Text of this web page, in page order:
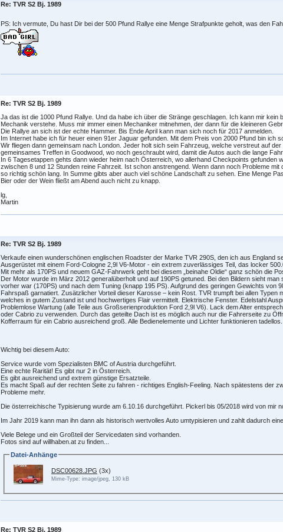
Re: TVR S2 Bj. 1989
PS: Ich vermute, Du hast Dir bei der 500 Pfund Rallye eine Menge Strafpunkte geholt, was den
Re: TVR S2 Bj. 1989
Ja das ist die 1000 Pfund Rallye. Und da habe ich über die Stränge geschlagen. Ich kann mir kein
Mechanik verstehe. Muss mir immer einen Mechaniker mitnehmen, der dann für die kleineren
Die Rallye an sich ist der echte Hammer. Bis Ende April kann man sich noch für 2017 anmelden.
Im Internet habe ich für heuer einen 91er Jaguar gefunden. Mit dem Preis von 2000 Pfund bin ich
Wir fliegen dann gemeinsam nach London. Jeder holt sich sein Fahrzeug, welche verstreut auf
gemeinsames Treffen in Goodwood, wo noch geschraubt wird, damit die Autos auch die lange
In 6 Tagesetappen gehts dann wieder heim nach Österreich, wo allerhand Checkpoints gefunden
zwischen 8 und 12 Stunden reine Fahrzeit. Ist schon anstrengend. Wenn dann noch Probleme mit
so richtig schön lang. In Summe gibts aber auch viel schöne Landschaft zu sehen. Eine Menge
Bier oder der Wein fließt am Abend auch nicht zu knapp.
lg,
Martin
Re: TVR S2 Bj. 1989
Verkaufe einen wunderschönen englischen Roadster der Marke TVR 290S, den ich aus England
Ausgerüstet mit einem Ford-Cologne 2,9l V6-Motor - ein extrem zuverlässiges Teil, das locker
Mit mehr als 170PS und neuem GAZ-Fahrwerk geht bei diesem „beinahe Oldie“ ganz schön die
Der Motor wurde im März 2012 generalüberholt und auf 190PS getuned. Bei den Bildern sieht
vorher war (170PS) und nach dem Tuning (knapp 195 PS). Aufgrund des geringen Gewichts von
Fahrspaß garnatiert. Zusätzlicher Vorteil dieser Karosse – kein Rost. TVR trumpft bei allen Typen
welches in gutem Zustand ist und hochwertiges Flair vermittelt. Elektrische Fenster. Edelstahl
Problemlose Wartung (alle Teile aus Großserienproduktion Ford 2,9l V6). Lack dem Alter
oder Cabrio zu verwenden. Durch das geteilte Dach ist es möglich auch nur die Fahrerseite zu
Kofferraum für ein Cabrio ausreichend groß. Alle Bedienelemente und Lichter funktionieren tadellos.
Wichtig bei diesem Auto:
Service wurde vom Spezialisten BMC of Austria durchgeführt.
Eine echte Rarität! Es gibt nur 2 in Österreich.
Es gibt ausreichend und extrem günstige Ersatzteile.
Es macht Spaß auf der rechten Seite zu fahren - richtiges English-Feeling. Nach spätestens der
Probleme mehr.
Die österreichische Typisierung wurde am 6.10.16 durchgeführt. Pickerl bis 05/2018 wird von mir
Im Jahr 2019 kann man ihn dann als historisch wertvolles Auto umtypisieren und zahlt dadurch
Viele Belege und ein Großteil der Servicedaten sind vorhanden.
Fotos sind auf willhaben.at zu finden...
Datei-Anhänge
DSC00628.JPG (3x)
Mime-Type: image/jpeg, 130 kB
Re: TVR S2 Bj. 1989